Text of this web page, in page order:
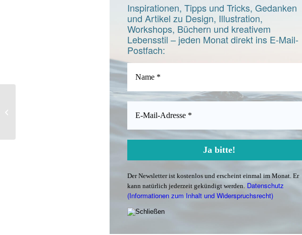
Inspirationen, Tipps und Tricks, Gedanken
und Artikel zu Design, Illustration,
Workshops, Büchern und kreativem
Lebensstil – jeden Monat direkt ins E-Mail-
Postfach:
Der Newsletter ist kostenlos und erscheint einmal im Monat. Er
kann natürlich jederzeit gekündigt werden. Datenschutz
(Informationen zum Inhalt und Widerspruchsrecht)